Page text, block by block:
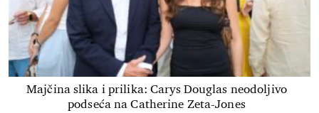
Majčina slika i prilika: Carys Douglas neodoljivo
podseća na Catherine Zeta-Jones